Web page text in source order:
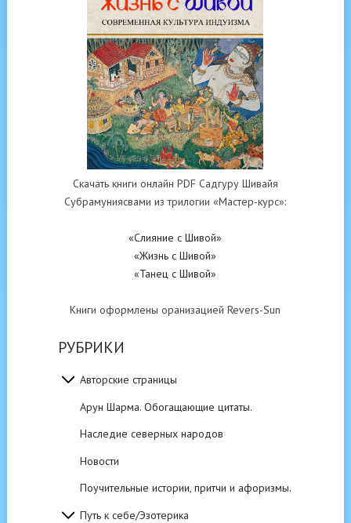
Скачать книги онлайн PDF Садгуру Шивайя
Субрамуниясвами из трилогии «Мастер-курс»:
«Слияние с Шивой»
«Жизнь с Шивой»
«Танец с Шивой»
Книги оформлены оранизацией Revers-Sun
РУБРИКИ
Авторские страницы
Арун Шарма. Обогащающие цитаты.
Наследие северных народов
Новости
Поучительные истории, притчи и афоризмы.
Путь к себе/Эзотерика